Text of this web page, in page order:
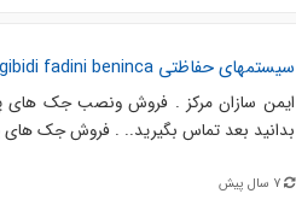
سیستمهای حفاظتی gibidi fadini beninca
ایمن سازان مرکز . فروش ونصب جک های
بدانید بعد تماس بگیرید.. . فروش جک
7 سال پیش